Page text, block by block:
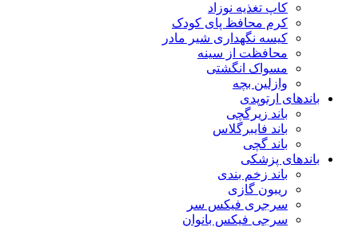
کاپ تغذیه نوزاد
کرم محافظ پای کودک
کیسه نگهداری شیر مادر
محافظت از سینه
مسواک انگشتی
وازلین بچه
باندهای ارتوپدی
باند زیرگچی
باند فایبرگلاس
باند گچی
باندهای پزشکی
باند زخم بندی
ریبون گازی
سرجری فیکس سر
سرجی فیکس بانوان